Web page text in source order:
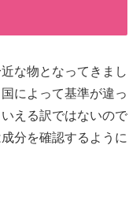
な物となってきまし
によって基準が違っ
える訳ではないので
分を確認するように